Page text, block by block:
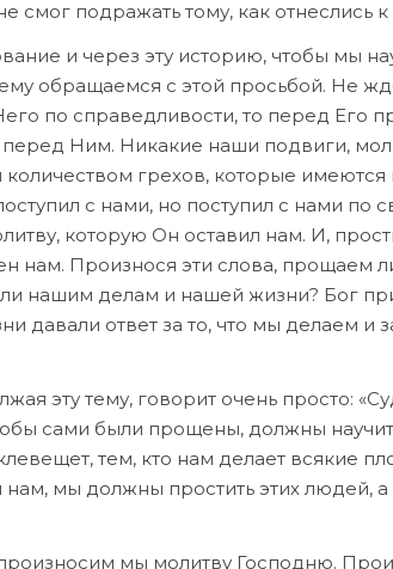
смог подражать тому, как отнеслись
и через эту историю, чтобы мы
обращаемся с этой просьбой. Не
по справедливости, то перед Его
Ним. Никакие наши подвиги,
грехов, которые
с нами, но поступил с нами по
которую Он оставил нам. И,
нам. Произнося эти слова, прощаем
нашим делам и нашей жизни? Бог
ответ за то, что мы делаем и
эту тему, говорит очень просто:
сами были прощены, должны
тем, кто нам делает всякие
мы должны простить этих людей,
мы молитву Господню.